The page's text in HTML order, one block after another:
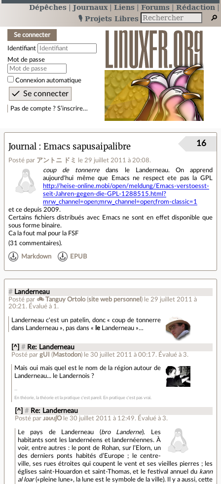
Dépêches Journaux Liens Forums
Rédaction
🎙️ Projets Libres
Se connecter
Identifiant
Mot de passe
Connexion automatique
Pas de compte ? S’inscrire…
Journal Emacs sapusaipalibre
Posté par アントニ ドミ le 29 juillet 2011 à 20:08.
16
coup de tonnerredans le Landerneau. On apprend
aujourd'hui même que Emacs ne respect ete pas la GPL
http://heise-online.mobi/open/meldung/Emacs-verstoesst-
seit-Jahren-gegen-die-GPL-1288515.html?
mrw_channel=open;mrw_channel=open;from-classic=1
et ce depuis 2009.
Certains fichiers distribués avec Emacs ne sont en effet disponible que
sous forme binaire.
Ca la fout mal pour la FSF
(31 commentaires).
Markdown EPUB
# Landerneau
Posté par 🚲 Tanguy Ortolo(site web personnel ) le 29 juillet 2011 à
20:21 . Évalué à 1 .
Landerneau c'est un patelin, donc « coup de tonnerre
dans Landerneau », pas dans « le Landerneau »…
[^] # Re: Landerneau
Posté pargUI ( Mastodon) le 30 juillet 2011 à 00:17. Évalué à 3.
Mais oui mais quel est le nom de la région autour de
Landerneau... le Landernois ?
En théorie, la théorie et la pratique c'est pareil. En pratique c'est pas vrai.
[^] # Re: Landerneau
Posté par ɹǝıʌıʃO le 30 juillet 2011 à 12:49. Évalué à 3.
Le pays de Landerneau (bro Landerne). Les
habitants sont les landernéens et landernéennes. À
voir, entre autres : le pont de Rohan, sur l’Elorn, un
des derniers ponts habités d’Europe ; le centre-
ville, ses rues étroites qui coupent le vent et ses vieilles pierres ; les
églises saint-Houardon et saint-Thomas, et le festival annuel du kann
al loar(«pleine lune», la lune est le symbole de la ville). Il y a aussi, cette